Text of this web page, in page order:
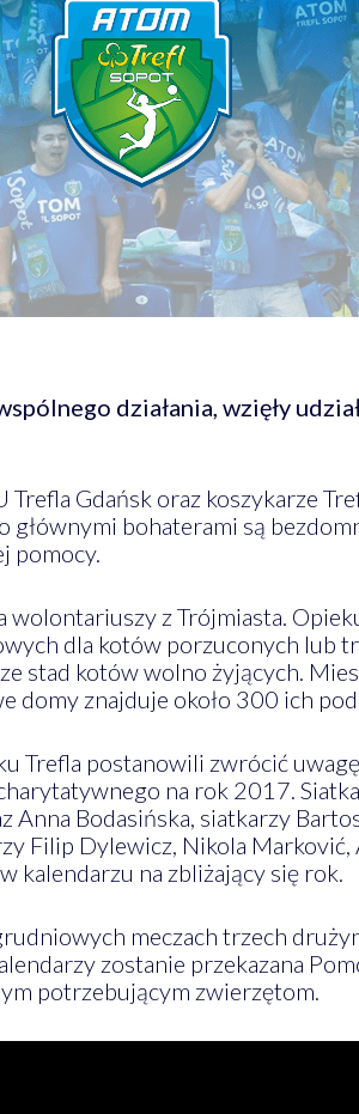
działania, wzięły
Gdańsk oraz koszykarze
bohaterami są
pomocy.
z Trójmiasta.
dla kotów porzuconych lub
stad kotów wolno żyjących.
domy znajduje około 300 ich
Trefla postanowili zwrócić
na rok 2017.
Anna Bodasińska, siatkarzy
Filip Dylewicz, Nikola
kalendarzu na zbliżający się rok.
meczach trzech
zostanie przekazana
potrzebującym zwierzętom.